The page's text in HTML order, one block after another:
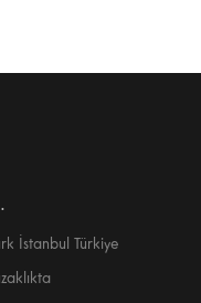
İstanbul Türkiye